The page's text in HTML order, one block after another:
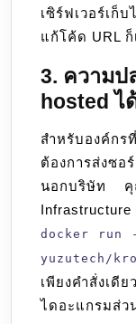
เซิร์ฟเวอร์เ
แก้โค้ด URL
3. ความป
hosted ไ
สำหรับองค์ก
ต้องการส่งซอ
นอกบริษัท คุ
Infrastructure
docker run
yuzutech/
เพียงคำสั่งเ
ไดอะแกรมส่ว